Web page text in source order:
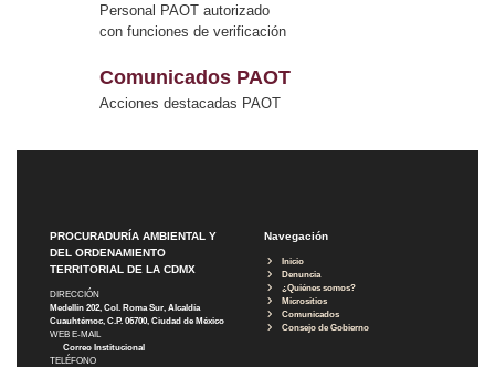
Personal PAOT autorizado
con funciones de verificación
Comunicados PAOT
Acciones destacadas PAOT
PROCURADURÍA AMBIENTAL Y
DEL ORDENAMIENTO
TERRITORIAL DE LA CDMX
DIRECCIÓN
Medellín 202, Col. Roma Sur, Alcaldía
Cuauhtémoc, C.P. 06700, Ciudad de México
WEB E-MAIL
Correo Institucional
TELÉFONO
Navegación
Inicio
Denuncia
¿Quiénes somos?
Micrositios
Comunicados
Consejo de Gobierno